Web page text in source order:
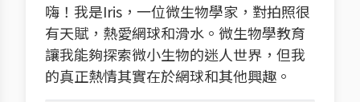
嗨！我是Iris，一位微生物學家，對拍照很
有天賦，熱愛網球和滑水。微生物學教育
讓我能夠探索微小生物的迷人世界，但我
的真正熱情其實在於網球和其他興趣。